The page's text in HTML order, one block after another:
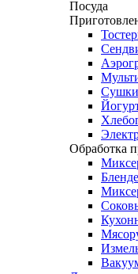
Посуда
Сушки
Обработка